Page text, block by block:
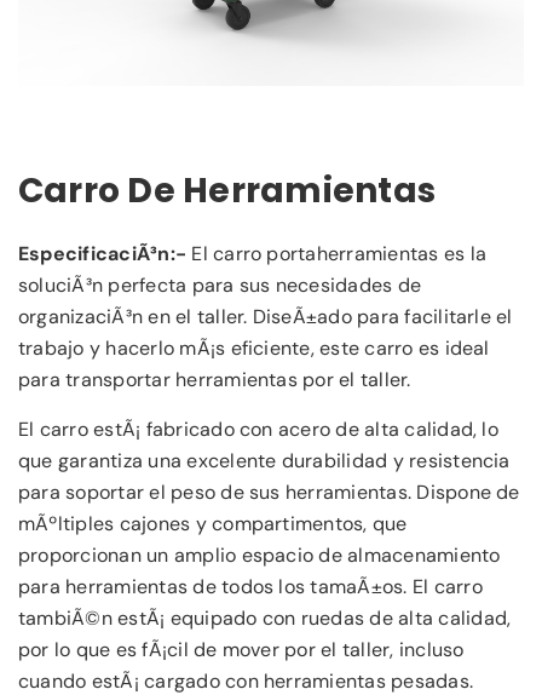
Carro De Herramientas
EspecificaciÃ³n:- El carro portaherramientas es la
soluciÃ³n perfecta para sus necesidades de
organizaciÃ³n en el taller. DiseÃ±ado para facilitarle el
trabajo y hacerlo mÃ¡s eficiente, este carro es ideal
para transportar herramientas por el taller.
El carro estÃ¡ fabricado con acero de alta calidad, lo
que garantiza una excelente durabilidad y resistencia
para soportar el peso de sus herramientas. Dispone de
mÃºltiples cajones y compartimentos, que
proporcionan un amplio espacio de almacenamiento
para herramientas de todos los tamaÃ±os. El carro
tambiÃ©n estÃ¡ equipado con ruedas de alta calidad,
por lo que es fÃ¡cil de mover por el taller, incluso
cuando estÃ¡ cargado con herramientas pesadas.